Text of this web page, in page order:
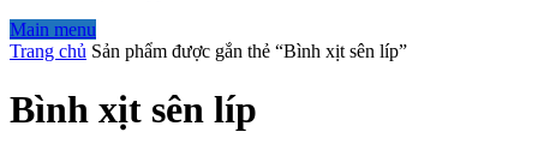
Main menu
Trang chủ Sản phẩm được gắn thẻ “Bình xịt sên líp”
Bình xịt sên líp